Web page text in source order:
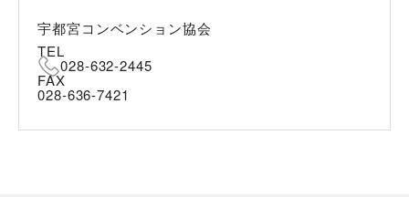
宇都宮コンベンション協会
TEL
028-632-2445
FAX
028-636-7421